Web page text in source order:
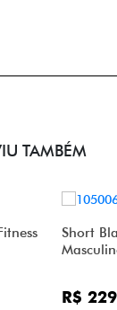
TAMBÉM
Short
R$